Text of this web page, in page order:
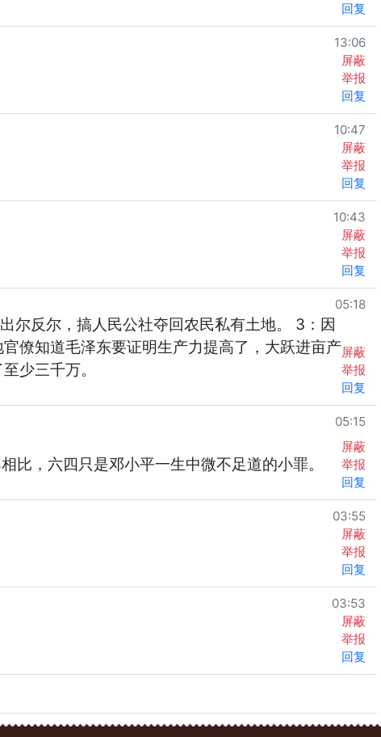
回复
13:06
屏蔽
举报
回复
10:47
屏蔽
举报
回复
10:43
屏蔽
举报
回复
05:18
尔反尔，搞人民公社夺回农民私有土地。 3：因
僚知道毛泽东要证明生产力提高了，大跃进亩产
少三千万。
屏蔽
举报
回复
05:15
，六四只是邓小平一生中微不足道的小罪。
屏蔽
举报
回复
03:55
屏蔽
举报
回复
03:53
屏蔽
举报
回复